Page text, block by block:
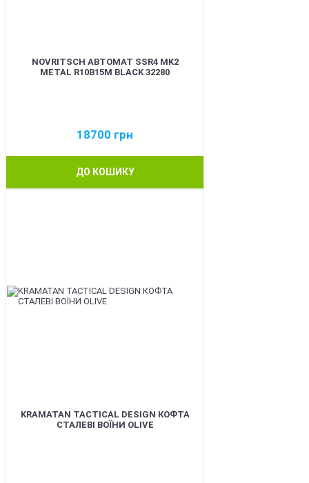
NOVRITSCH АВТОМАТ SSR4 MK2
METAL R10B15M BLACK 32280
18700 грн
ДО КОШИКУ
KRAMATAN TACTICAL DESIGN КОФТА
СТАЛЕВІ ВОЇНИ OLIVE